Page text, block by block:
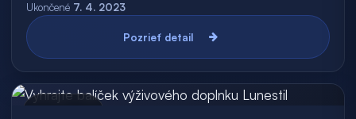
Ukončené 7. 4. 2023
Pozrieť detail